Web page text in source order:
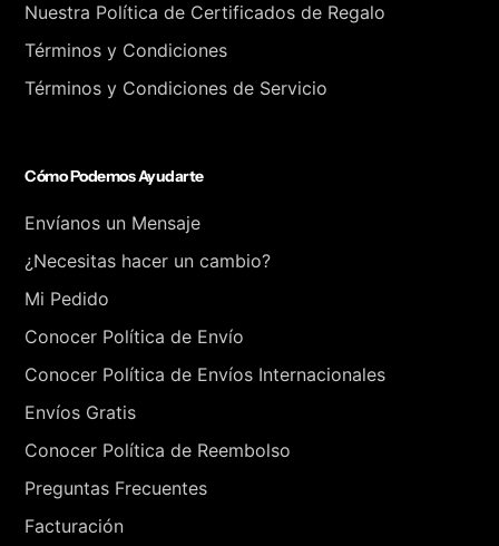
Nuestra Política de Certificados de Regalo
Términos y Condiciones
Términos y Condiciones de Servicio
Cómo Podemos Ayudarte
Envíanos un Mensaje
¿Necesitas hacer un cambio?
Mi Pedido
Conocer Política de Envío
Conocer Política de Envíos Internacionales
Envíos Gratis
Conocer Política de Reembolso
Preguntas Frecuentes
Facturación